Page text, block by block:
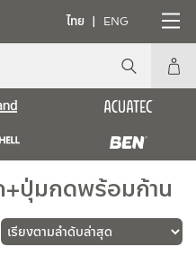
ไทย ENG
+ปุ่มกดพร้อมก้าน